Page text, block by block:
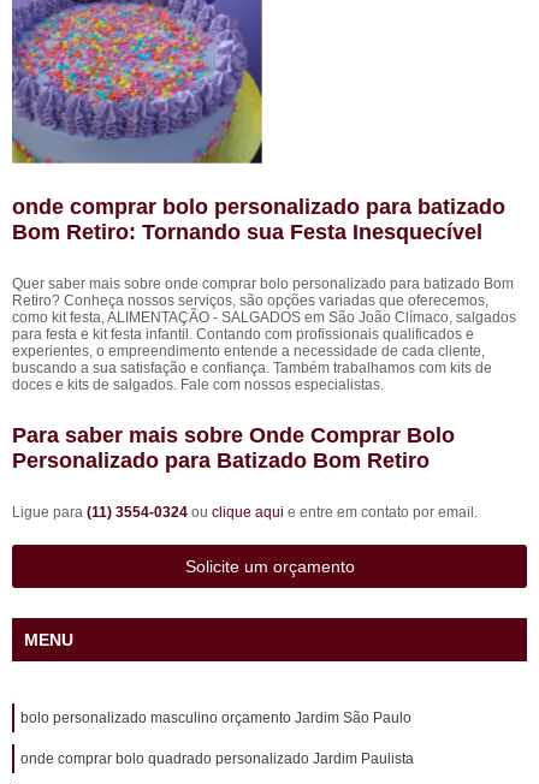
onde comprar bolo personalizado para batizado
Bom Retiro: Tornando sua Festa Inesquecível
Quer saber mais sobre onde comprar bolo personalizado para batizado Bom
Retiro? Conheça nossos serviços, são opções variadas que oferecemos,
como kit festa, ALIMENTAÇÃO - SALGADOS em São João Clímaco, salgados
para festa e kit festa infantil. Contando com profissionais qualificados e
experientes, o empreendimento entende a necessidade de cada cliente,
buscando a sua satisfação e confiança. Também trabalhamos com kits de
doces e kits de salgados. Fale com nossos especialistas.
Para saber mais sobre Onde Comprar Bolo
Personalizado para Batizado Bom Retiro
Ligue para (11) 3554-0324 ou clique aqui e entre em contato por email.
Solicite um orçamento
MENU
bolo personalizado masculino orçamento Jardim São Paulo
onde comprar bolo quadrado personalizado Jardim Paulista